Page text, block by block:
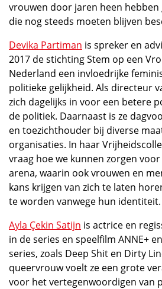
vrouwen door jaren heen hebben
die nog steeds moeten blijven
Devika Partiman is spreker en
2017 de stichting Stem op een
Nederland een invloedrijke
politieke gelijkheid. Als directeur
zich dagelijks in voor een betere
de politiek. Daarnaast is ze
en toezichthouder bij diverse
organisaties. In haar
vraag hoe we kunnen zorgen
arena, waarin ook vrouwen en
kans krijgen van zich te laten
te worden vanwege hun identiteit.
Ayla Çekin Satijn is actrice en
in de series en speelfilm ANNE+
series, zoals Deep Shit en Dirty
queervrouw voelt ze een grote
voor het vertegenwoordigen van